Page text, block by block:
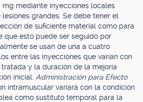
mg mediante inyecciones locales
grandes. Se debe tener el
de suficiente material como para
que esto puede ser seguido por
se usan de una a cuatro
entre las inyecciones que varían con
y la duración de la mejoría
inicial. Administración para Efecto
intramuscular variará con la condición
como sustituto temporal para la